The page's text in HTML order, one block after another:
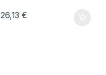
26,13€